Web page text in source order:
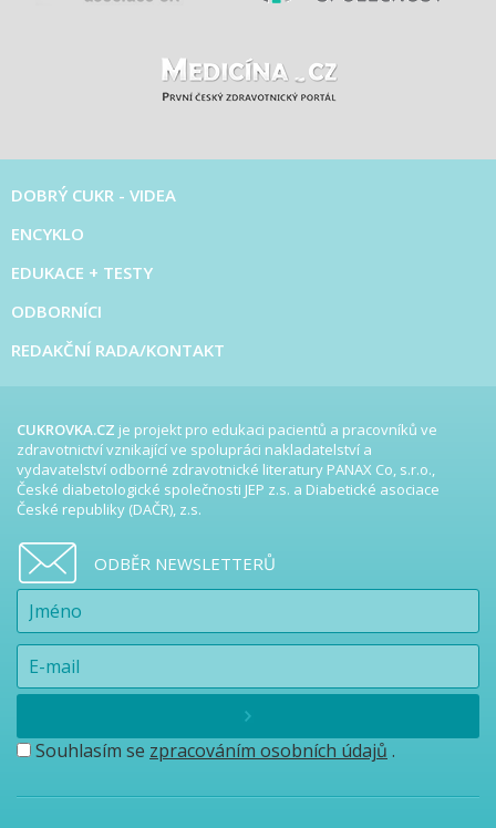
DOBRÝ CUKR - VIDEA
ENCYKLO
EDUKACE + TESTY
ODBORNÍCI
REDAKČNÍ RADA/KONTAKT
CUKROVKA.CZ je projekt pro edukaci pacientů a pracovníků ve
zdravotnictví vznikající ve spolupráci nakladatelství a
vydavatelství odborné zdravotnické literatury PANAX Co, s.r.o.,
České diabetologické společnosti JEP z.s. a Diabetické asociace
České republiky (DAČR), z.s.
ODBĚR NEWSLETTERŮ
Souhlasím se zpracováním osobních údajů .